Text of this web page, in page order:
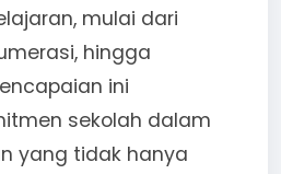
mulai dari
hingga
ini
sekolah dalam
yang tidak hanya